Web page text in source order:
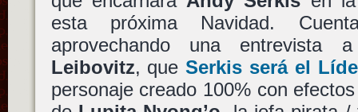
esta próxima Navidad.
aprovechando una
Leibovitz, queSerkis será el
personaje creado 100% con